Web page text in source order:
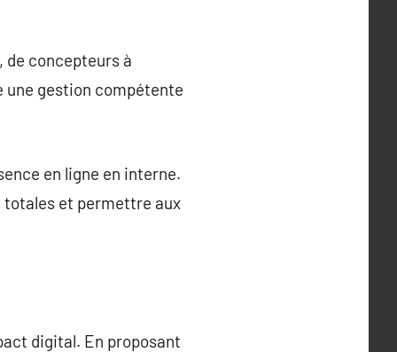
concepteurs à
une gestion compétente
en ligne en interne.
totales et permettre aux
digital. En proposant